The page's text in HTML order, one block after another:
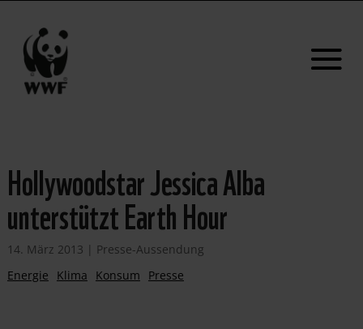
Hollywoodstar Jessica Alba
unterstützt Earth Hour
14. März 2013 | Presse-Aussendung
Energie
Klima Konsum Presse